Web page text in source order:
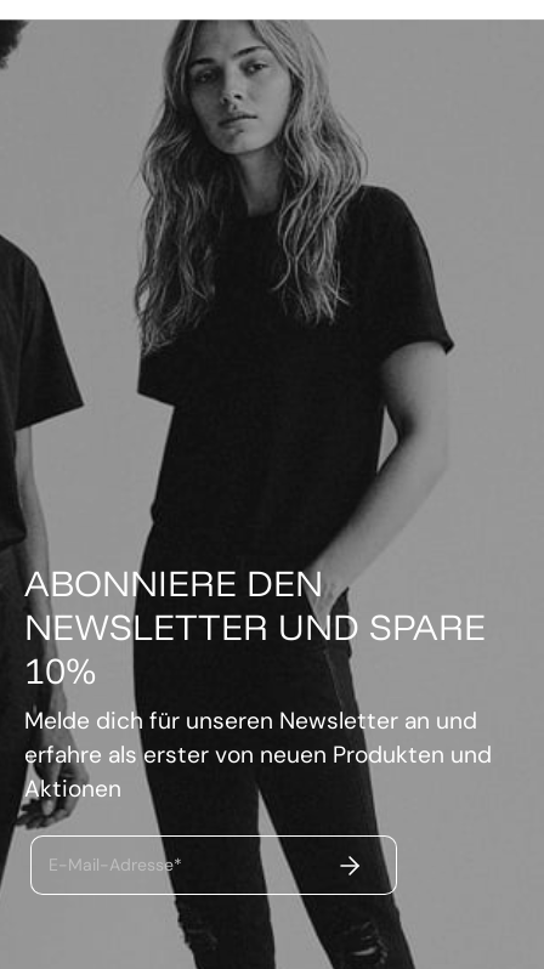
ABONNIERE DEN
NEWSLETTER UND SPARE
10%
Melde dich für unseren Newsletter an und
erfahre als erster von neuen Produkten und
Aktionen
E-Mail-Adresse* ABSENDEN